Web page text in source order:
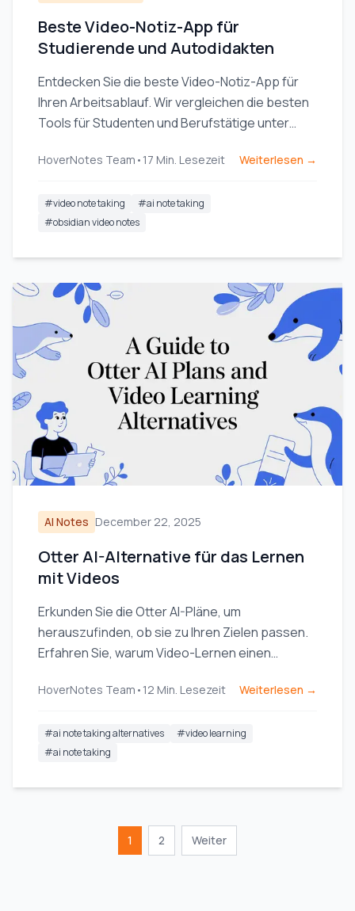
Beste Video-Notiz-App für
Studierende und Autodidakten
Entdecken Sie die beste Video-Notiz-App für
Ihren Arbeitsablauf. Wir vergleichen die besten
Tools für Studenten und Berufstätige unter
Kursen.
HoverNotes Team • 17 Min. Lesezeit Weiterlesen →
#video note taking #ai note taking
#obsidian video notes
AI Notes December 22, 2025
Otter AI-Alternative für das Lernen
mit Videos
Erkunden Sie die Otter AI-Pläne, um
herauszufinden, ob sie zu Ihren Zielen passen.
Erfahren Sie, warum Video-Lernen einen
die besten Alternativen, die speziell für
HoverNotes Team • 12 Min. Lesezeit Weiterlesen →
#ai note taking alternatives #video learning
#ai note taking
1 2 Weiter